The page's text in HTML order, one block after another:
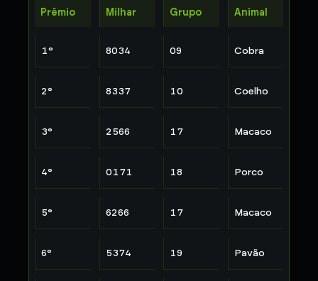
Prêmio Milhar Grupo Animal
1° 8034 09 Cobra
2° 8337 10 Coelho
3° 2566 17 Macaco
4° 0171 18 Porco
5° 6266 17 Macaco
6° 5374 19 Pavão